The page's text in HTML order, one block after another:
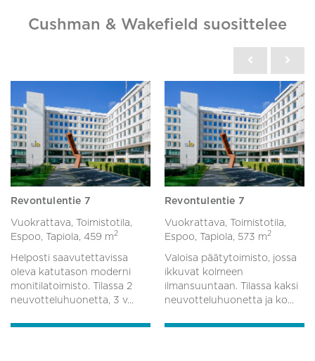
Cushman & Wakefield suosittelee
Revontulentie 7
Vuokrattava, Toimistotila,
Espoo, Tapiola, 459 m2
Helposti saavutettavissa
oleva katutason moderni
monitilatoimisto. Tilassa 2
neuvotteluhuonetta, 3 v...
Revontulentie 7
Vuokrattava, Toimistotila,
Espoo, Tapiola, 573 m2
Valoisa päätytoimisto, jossa
ikkuvat kolmeen
ilmansuuntaan. Tilassa kaksi
neuvotteluhuonetta ja ko...